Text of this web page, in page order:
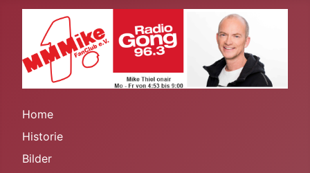
Home
Historie
Bilder